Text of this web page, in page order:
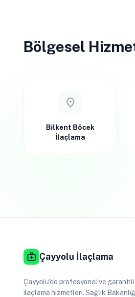
Bölgesel
location_on
Bilkent Böcek
İlaçlama
medical_services Çayyolu İlaçlama
Çayyolu'de profesyonel ve
ilaçlama hizmetleri. Sağlık